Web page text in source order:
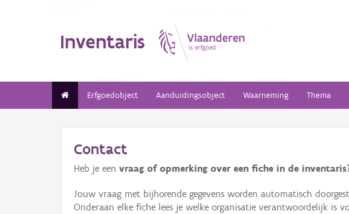
Inventaris
Erfgoedobject Aanduidingsobject Waarneming Thema
Contact
Heb je een vraag of opmerking over een fiche in de
Jouw vraag met bijhorende gegevens worden automatisch
Onderaan elke fiche lees je welke organisatie verantwoordelijk is